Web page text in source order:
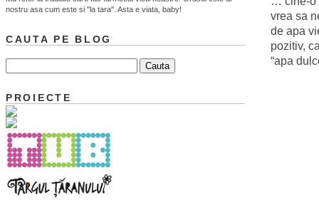
vrea sa
de apa
pozitiv,
“apa
nostru asa cum este si "la tara". Asta e viata, baby!
CAUTA PE BLOG
PROIECTE